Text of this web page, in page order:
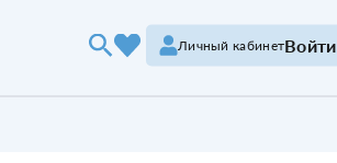
Личный кабинетВойти